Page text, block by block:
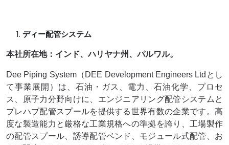
ディー配管システム
本社所在地：インド、ハリヤナ州、パルワル。
Dee Piping System（DEE Development Engineers Ltdとし
て事業展開）は、石油・ガス、電力、石油化学、プロセ
ス、原子力分野向けに、エンジニアリング配管システムと
プレハブ配管スプールを提供する世界有数の企業です。高
度な製造能力と厳格な工業規格への準拠を誇り、工場製作
の配管スプール、誘導配管ベンド、モジュール式配管、お